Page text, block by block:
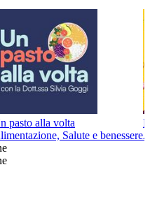
pasto alla volta
Salute e benessere